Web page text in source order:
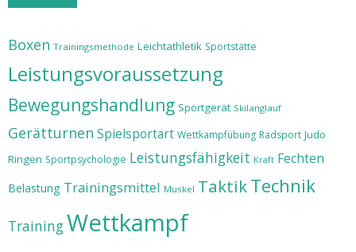
Boxen Trainingsmethode Leichtathletik Sportstätte
Leistungsvoraussetzung
Bewegungshandlung Sportgerät Skilanglauf
Gerätturnen Spielsportart Wettkampfübung Radsport Judo
Ringen Sportpsychologie Leistungsfähigkeit Kraft Fechten
Belastung Trainingsmittel Muskel TaktikTechnik
TrainingWettkampf